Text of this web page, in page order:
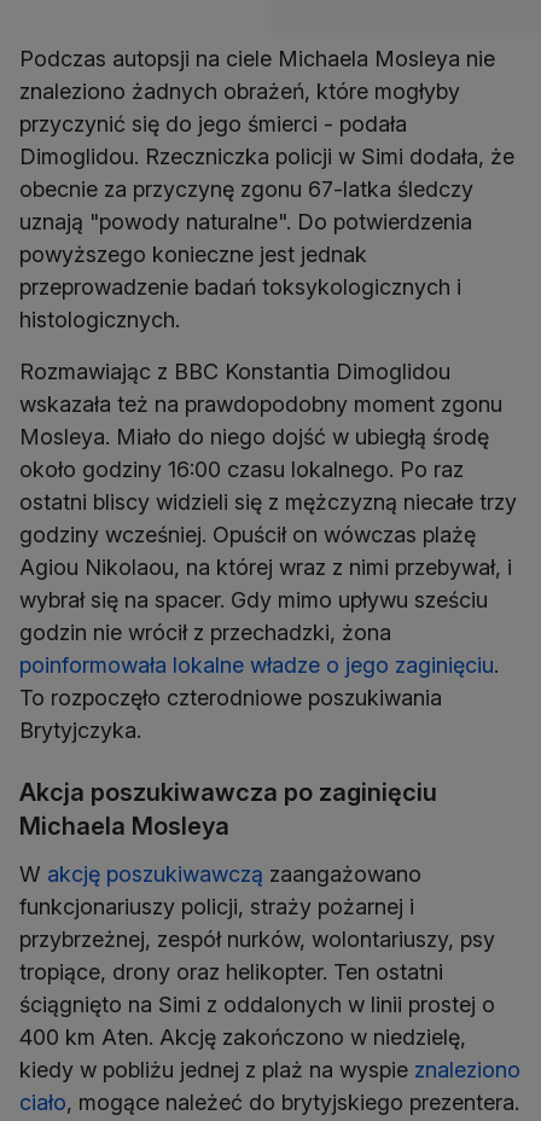
Podczas autopsji na ciele Michaela Mosleya nie
znaleziono żadnych obrażeń, które mogłyby
przyczynić się do jego śmierci - podała
Dimoglidou. Rzeczniczka policji w Simi dodała, że
obecnie za przyczynę zgonu 67-latka śledczy
uznają "powody naturalne". Do potwierdzenia
powyższego konieczne jest jednak
przeprowadzenie badań toksykologicznych i
histologicznych.
Rozmawiając z BBC Konstantia Dimoglidou
wskazała też na prawdopodobny moment zgonu
Mosleya. Miało do niego dojść w ubiegłą środę
około godziny 16:00 czasu lokalnego. Po raz
ostatni bliscy widzieli się z mężczyzną niecałe trzy
godziny wcześniej. Opuścił on wówczas plażę
Agiou Nikolaou, na której wraz z nimi przebywał, i
wybrał się na spacer. Gdy mimo upływu sześciu
godzin nie wrócił z przechadzki, żona
poinformowała lokalne władze o jego zaginięciu.
To rozpoczęło czterodniowe poszukiwania
Brytyjczyka.
Akcja poszukiwawcza po zaginięciu
Michaela Mosleya
W akcję poszukiwawczą zaangażowano
funkcjonariuszy policji, straży pożarnej i
przybrzeżnej, zespół nurków, wolontariuszy, psy
tropiące, drony oraz helikopter. Ten ostatni
ściągnięto na Simi z oddalonych w linii prostej o
400 km Aten. Akcję zakończono w niedzielę,
kiedy w pobliżu jednej z plaż na wyspie znaleziono
ciało, mogące należeć do brytyjskiego prezentera.